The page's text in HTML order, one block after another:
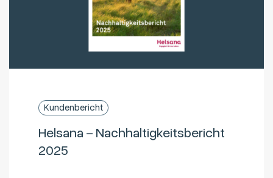
Kundenbericht
Helsana – Nachhaltigkeitsbericht
2025